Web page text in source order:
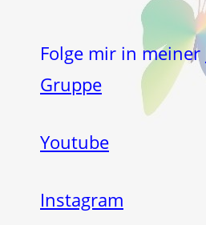
Folge mir in meiner
Gruppe
Youtube
Instagram